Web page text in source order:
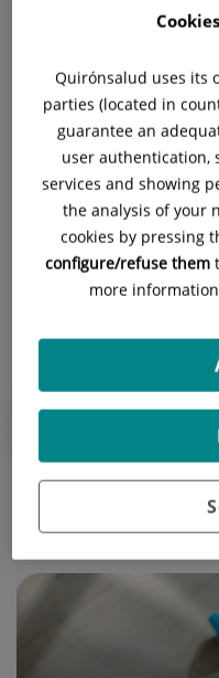
agosto
2026
29
10 11 12
17 18 19
24 25 26
31 1 2
No existen eventos en
Quirónsalud uses its
parties (located in
guarantee an
user authentication,
services and showing
the analysis of your
cookies by pressing
configure/refuse them
more